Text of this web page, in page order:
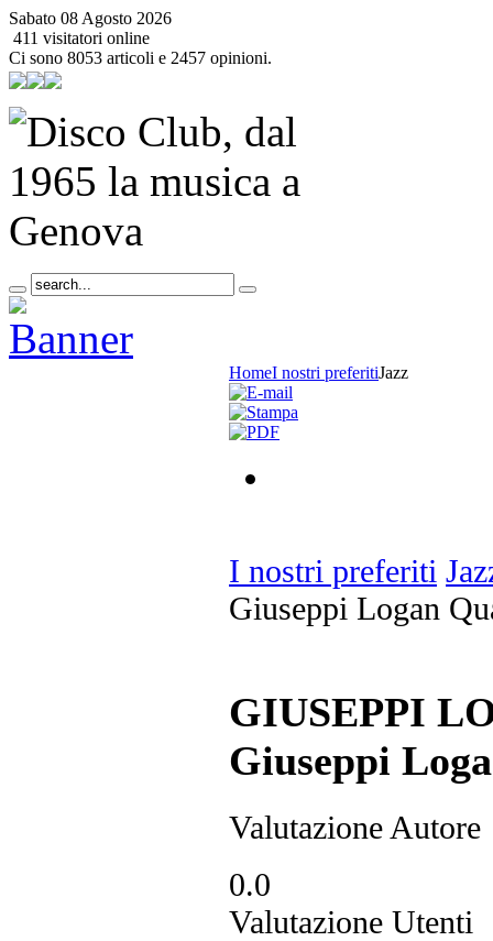
Sabato 08 Agosto 2026
411 visitatori online
Ci sono 8053 articoli e 2457 opinioni.
HomeI nostri preferitiJazz
I nostri preferiti
Giuseppi Logan
GIUSEPPI
Giuseppi
Valutazione Autore
0.0
Valutazione Utenti